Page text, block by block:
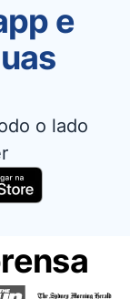
e
o lado